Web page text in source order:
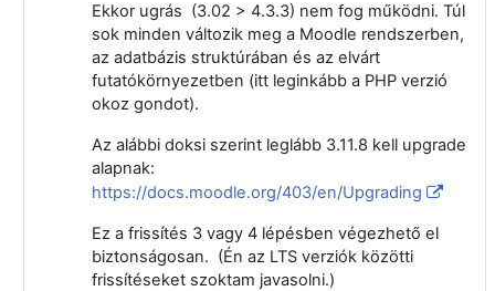
Ekkor ugrás (3.02 > 4.3.3) nem fog működni. Túl
sok minden változik meg a Moodle rendszerben,
az adatbázis struktúrában és az elvárt
futatókörnyezetben (itt leginkább a PHP verzió
okoz gondot).
Az alábbi doksi szerint leglább 3.11.8 kell upgrade
alapnak:
https://docs.moodle.org/403/en/Upgrading
Ez a frissítés 3 vagy 4 lépésben végezhető el
biztonságosan. (Én az LTS verziók közötti
frissítéseket szoktam javasolni.)